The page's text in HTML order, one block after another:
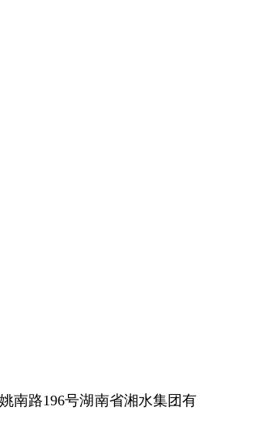
南路196号湖南省湘水集团有